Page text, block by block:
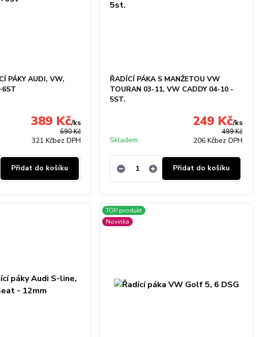
PÁKY AUDI, VW,
690 Kč
389 Kč/ks
321 Kčbez DPH
Přidat do košíku
ŘADÍCÍ PÁKA S MANŽETOU VW
TOURAN 03-11, VW CADDY 04-10 -
5ST.
499 Kč
249 Kč/ks
206 Kčbez DPH
Skladem
Přidat do košíku
TOP produkt
Novinka